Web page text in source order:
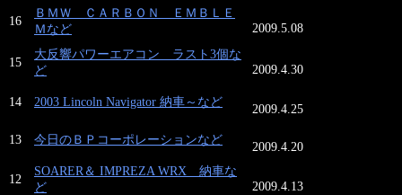
16
ＢＭＷ ＣＡＲＢＯＮ ＥＭＢＬＥ
Ｍなど
2009.5.08
15
大反響パワーエアコン ラスト3個な
ど
2009.4.30
14 2003 Lincoln Navigator 納車～など
2009.4.25
13 今日のＢＰコーポレーションなど
2009.4.20
12
SOARER＆ IMPREZA WRX 納車な
ど
2009.4.13